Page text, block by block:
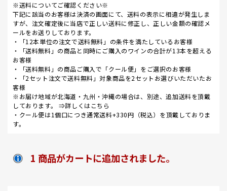
※送料についてご確認ください※
下記に該当のお客様は決済の画面にて、送料の表示に相違が発生しま
すが、注文確定後に当店で正しい送料に修正し、正しい金額の確認メ
ールをお送りしております。
・「12本単位の注文で送料無料」の条件を満たしているお客様
・「送料無料」の商品と同時にご購入のワインの合計が13本を超える
お客様
・「送料無料」の商品ご購入で「クール便」をご選択のお客様
・「2セット注文で送料無料」対象商品を2セットお選びいただいたお
客様
※お届け地域が北海道・九州・沖縄の場合は、別途、追加送料を頂戴
しております。 ⇒詳しくはこちら
・クール便は1個口につき通常送料+330円（税込）を頂戴しておりま
す。
1 商品がカートに追加されました。